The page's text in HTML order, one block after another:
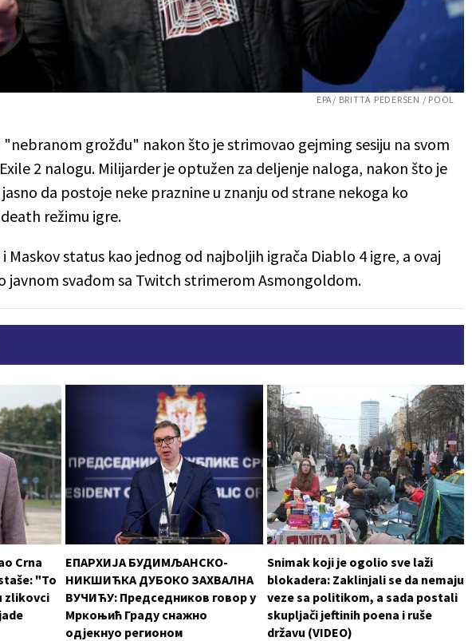
EPA/ BRITTA PEDERSEN / POOL
"nebranom grožđu" nakon što je strimovao gejming sesiju na svom
2 nalogu. Milijarder je optužen za deljenje naloga, nakon što je
da postoje neke praznine u znanju od strane nekoga ko
režimu igre.
Maskov status kao jednog od najboljih igrača Diablo 4 igre, a ovaj
javnom svađom sa Twitch strimerom Asmongoldom.
Crna
"To
zlikovci
ЕПАРХИЈА БУДИМЉАНСКО-
НИКШИЋКА ДУБОКО ЗАХВАЛНА
ВУЧИЋУ: Председников говор у
Мркоњић Граду снажно
одјекнуо регионом
Snimak koji je ogolio sve laži
blokadera: Zaklinjali se da nemaju
veze sa politikom, a sada postali
skupljači jeftinih poena i ruše
državu (VIDEO)